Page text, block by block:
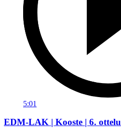
5:01
EDM-LAK | Kooste | 6. ottelu